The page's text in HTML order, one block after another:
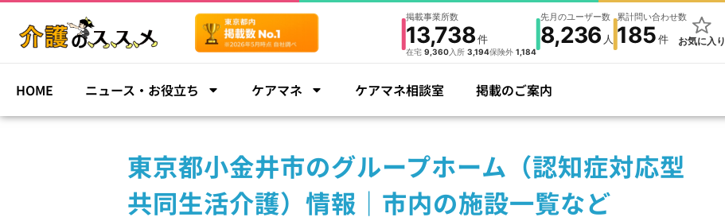
掲載事業所数
13,738件
在宅 9,360入所 3,194保険外 1,184
先月のユーザー数
8,236 人
累計問い合わせ数
185件 お気に入り
HOME ニュース・お役立ち ケアマネ ケアマネ相談室 掲載のご案内
東京都小金井市のグループホーム（認知症対応型
共同生活介護）情報｜市内の施設一覧など